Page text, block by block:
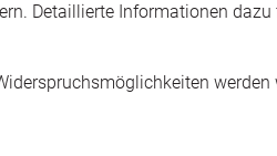
Detaillierte Informationen dazu
werden